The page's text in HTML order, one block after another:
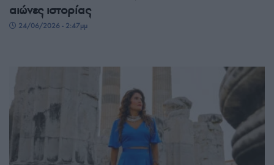
αιώνες ιστορίας
24/06/2026 - 2:47μμ